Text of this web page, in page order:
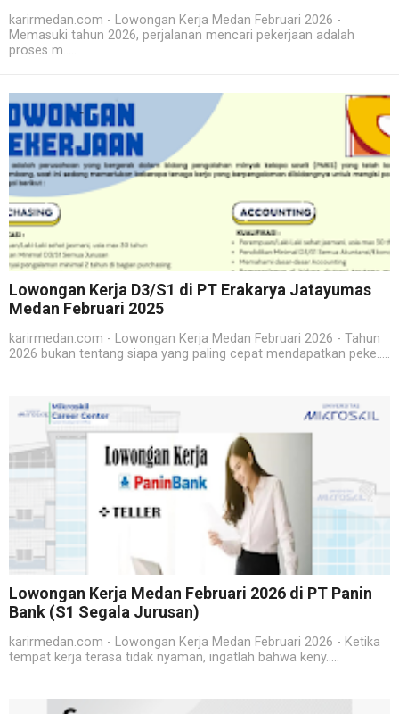
karirmedan.com - Lowongan Kerja Medan Februari 2026 -
Memasuki tahun 2026, perjalanan mencari pekerjaan adalah
proses m.....
Lowongan Kerja D3/S1 di PT Erakarya Jatayumas
Medan Februari 2025
karirmedan.com - Lowongan Kerja Medan Februari 2026 - Tahun
2026 bukan tentang siapa yang paling cepat mendapatkan peke.....
Lowongan Kerja Medan Februari 2026 di PT Panin
Bank (S1 Segala Jurusan)
karirmedan.com - Lowongan Kerja Medan Februari 2026 - Ketika
tempat kerja terasa tidak nyaman, ingatlah bahwa keny.....